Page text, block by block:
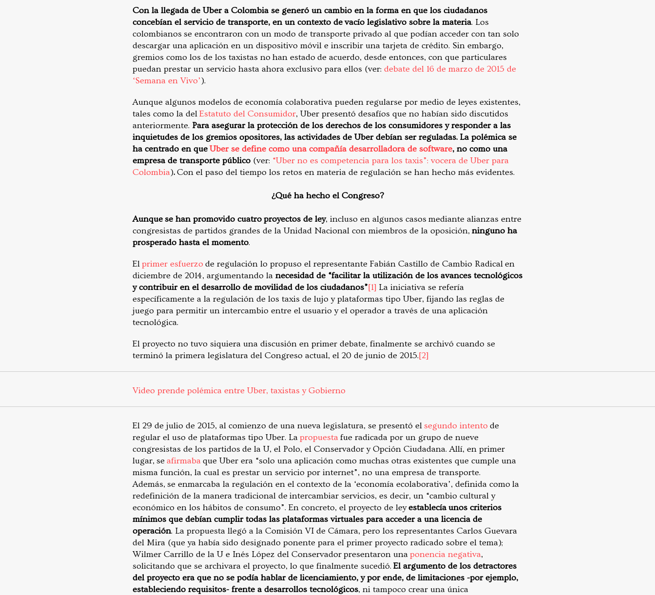
Con la llegada de Uber a Colombia se generó un cambio en la forma en que los ciudadanos
concebían el servicio de transporte, en un contexto de vacío legislativo sobre la materia. Los
colombianos se encontraron con un modo de transporte privado al que podían acceder con tan solo
descargar una aplicación en un dispositivo móvil e inscribir una tarjeta de crédito. Sin embargo,
gremios como los de los taxistas no han estado de acuerdo, desde entonces, con que particulares
puedan prestar un servicio hasta ahora exclusivo para ellos (ver: debate del 16 de marzo de 2015 de
‘Semana en Vivo’).
Aunque algunos modelos de economía colaborativa pueden regularse por medio de leyes existentes,
tales como la delEstatuto del Consumidor, Uber presentó desafíos que no habían sido discutidos
anteriormente. Para asegurar la protección de los derechos de los consumidores y responder a las
inquietudes de los gremios opositores, las actividades de Uber debían ser reguladas. La polémica se
ha centrado en queUber se define como una compañía desarrolladora de software, no como una
empresa de transporte público (ver: “Uber no es competencia para los taxis”: vocera de Uber para
Colombia).Con el paso del tiempo los retos en materia de regulación se han hecho más evidentes.
¿Qué ha hecho el Congreso?
Aunque se han promovido cuatro proyectos de ley, incluso en algunos casos mediante alianzas entre
congresistas de partidos grandes de la Unidad Nacional con miembros de la oposición, ninguno ha
prosperado hasta el momento.
Elprimer esfuerzo de regulación lo propuso el representante Fabián Castillo de Cambio Radical en
diciembre de 2014, argumentando la necesidad de “facilitar la utilización de los avances tecnológicos
y contribuir en el desarrollo de movilidad de los ciudadanos”[1] La iniciativa se refería
específicamente a la regulación de los taxis de lujo y plataformas tipo Uber, fijando las reglas de
juego para permitir un intercambio entre el usuario y el operador a través de una aplicación
tecnológica.
El proyecto no tuvo siquiera una discusión en primer debate, finalmente se archivó cuando se
terminó la primera legislatura del Congreso actual, el 20 de junio de 2015.[2]
Video prende polémica entre Uber, taxistas y Gobierno
El 29 de julio de 2015, al comienzo de una nueva legislatura, se presentó elsegundo intento de
regular el uso de plataformas tipo Uber. Lapropuesta fue radicada por un grupo de nueve
congresistas de los partidos de la U, el Polo, el Conservador y Opción Ciudadana. Allí, en primer
lugar, seafirmaba que Uber era “solo una aplicación como muchas otras existentes que cumple una
misma función, la cual es prestar un servicio por internet”, no una empresa de transporte.
Además, se enmarcaba la regulación en el contexto de la ‘economía ecolaborativa’, definida como la
redefinición de la manera tradicional de intercambiar servicios, es decir, un “cambio cultural y
económico en los hábitos de consumo”. En concreto, el proyecto de leyestablecía unos criterios
mínimos que debían cumplir todas las plataformas virtuales para acceder a una licencia de
operación. La propuesta llegó a la Comisión VI de Cámara, pero los representantes Carlos Guevara
del Mira (que ya había sido designado ponente para el primer proyecto radicado sobre el tema);
Wilmer Carrillo de la U e Inés López del Conservador presentaron unaponencia negativa,
solicitando que se archivara el proyecto, lo que finalmente sucedió. El argumento de los detractores
del proyecto era que no se podía hablar de licenciamiento, y por ende, de limitaciones -por ejemplo,
estableciendo requisitos- frente a desarrollos tecnológicos, ni tampoco crear una única